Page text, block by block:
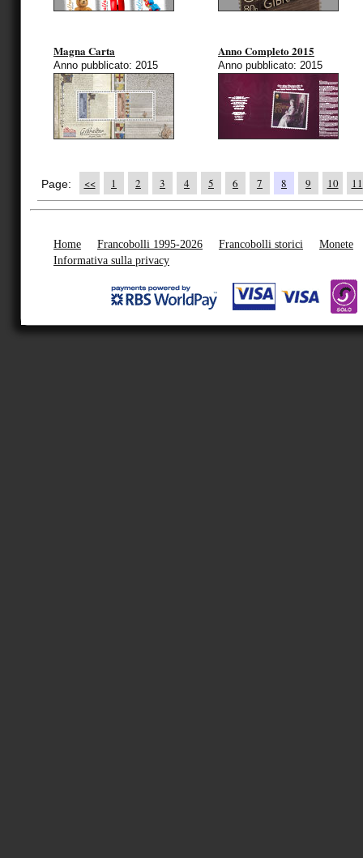
Magna Carta
Anno pubblicato: 2015
Anno Completo 2015
Anno pubblicato: 2015
Page: << 1 2 3 4 5 6 7 8 9 10 11
Home Francobolli 1995-2026 Francobolli storici
Monete
Informativa sulla privacy